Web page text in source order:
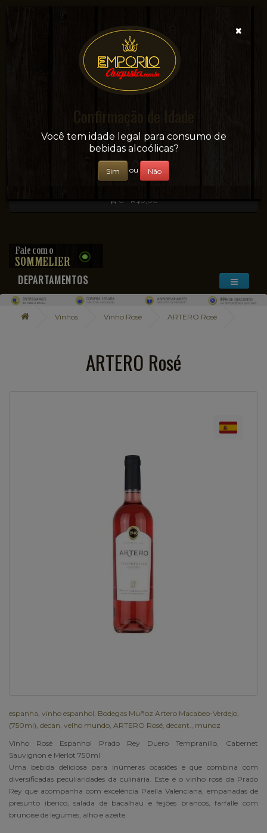
Sua conveniência e adega on-line!
0 - R$0,00
DEPARTAMENTOS
Vinhos Vinho Rosé ARTERO Rosé
ARTERO Rosé
espanha vinho espanhol Bodegas Muñoz Artero Macabeo-Verdejo
(750ml) decan velho mundo ARTERO Rosé decant.
munoz
Vinho Rosé Espanhol Prado Rey Duero Tempranillo, Cabernet
Sauvignon e Merlot 750ml
Uma bebida deliciosa para inúmeras ocasiões e que combina com
diversificadas peculiaridades da culinária. Este é o vinho rosé da Prado
Rey que acompanha com excelência Paella Valenciana, empanadas de
presunto ibérico, salada de bacalhau e feijões brancos, farfalle com
brunoise de legumes, alho e azeite.
×
Confirmação de Idade
Você tem idade legal para consumo de
bebidas alcoólicas?
Sim ou Não